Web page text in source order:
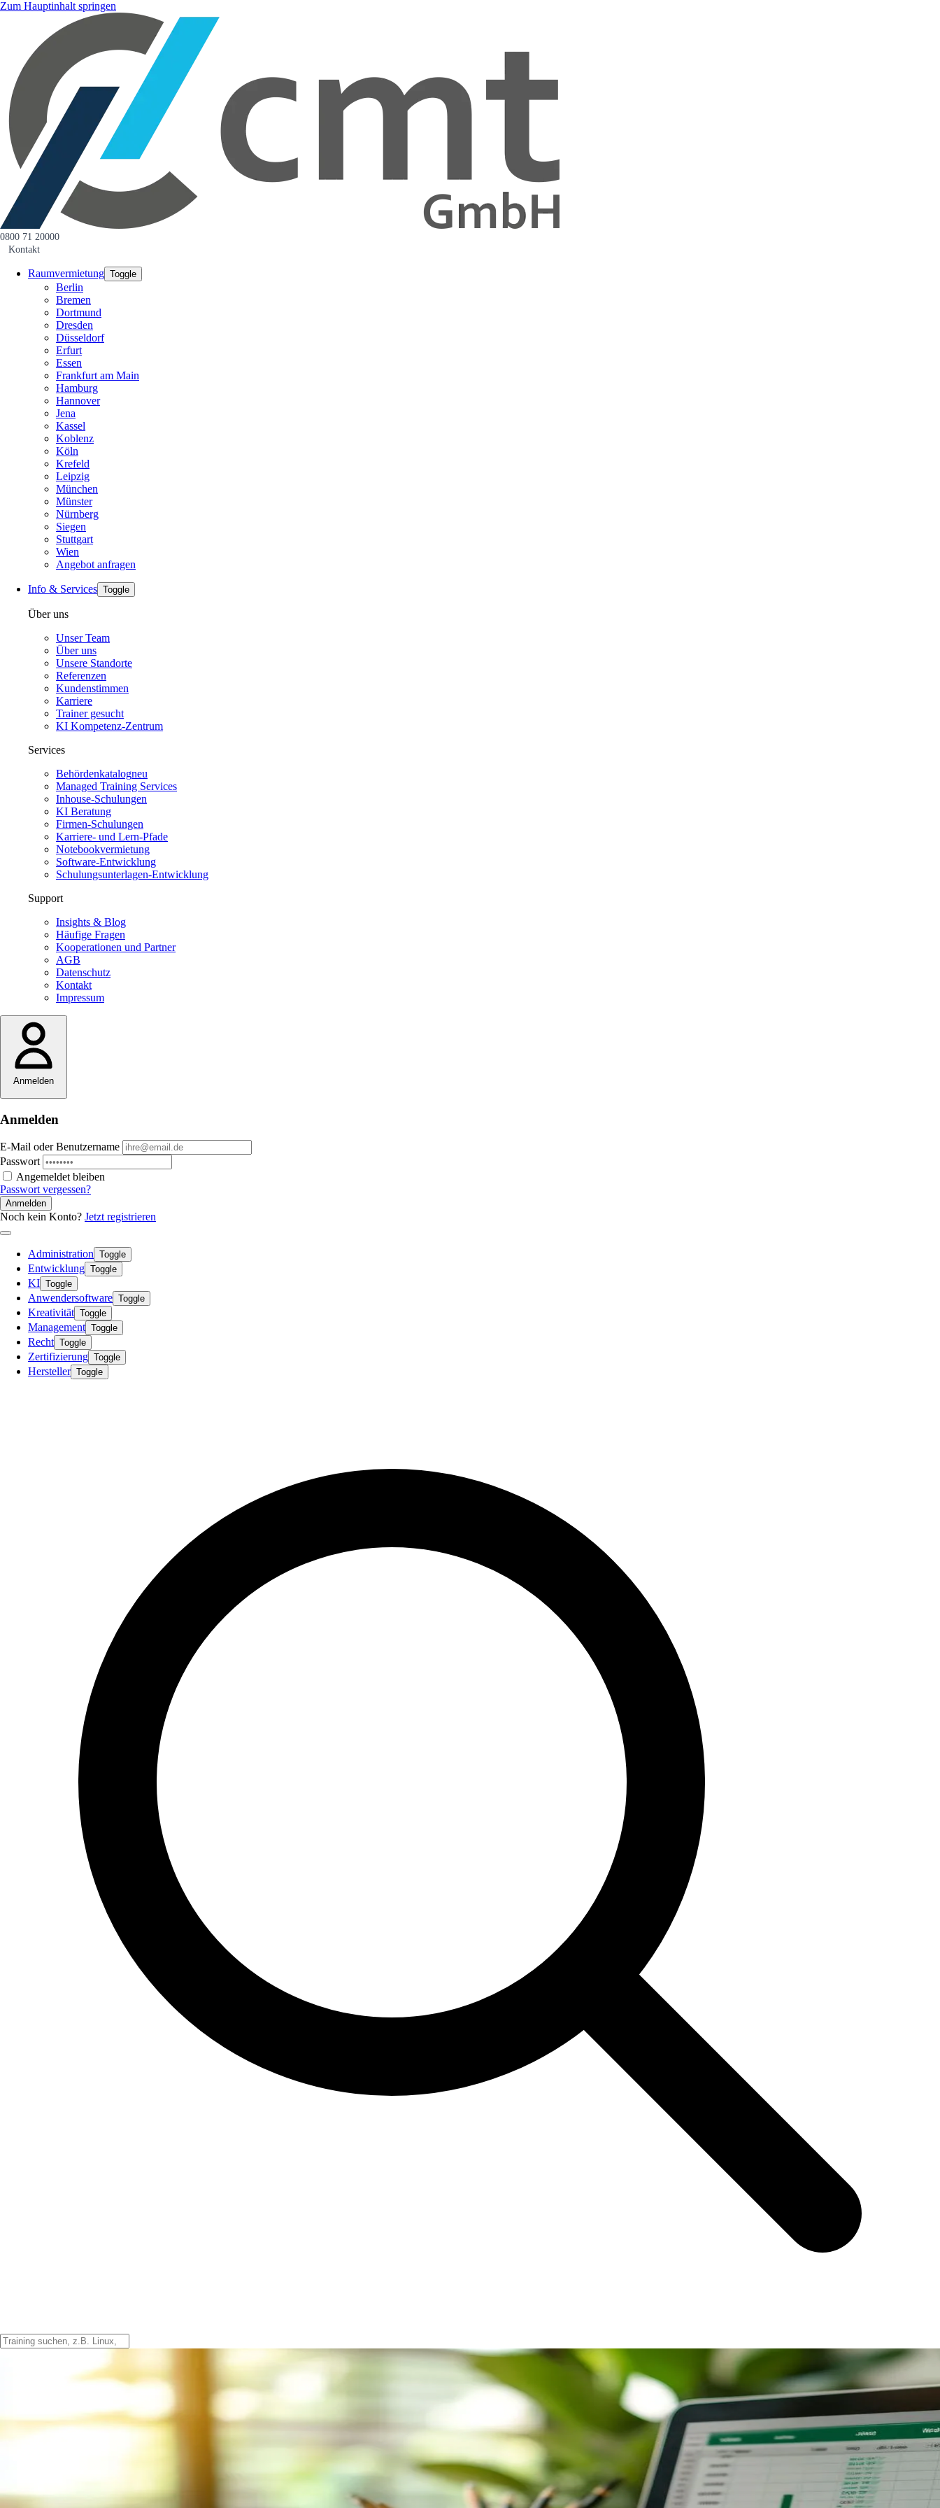
Zum Hauptinhalt springen
0800 71 20000
Kontakt
Raumvermietung Toggle
Berlin
Bremen
Dortmund
Dresden
Düsseldorf
Erfurt
Essen
Frankfurt am Main
Hamburg
Hannover
Jena
Kassel
Koblenz
Köln
Krefeld
Leipzig
München
Münster
Nürnberg
Siegen
Stuttgart
Wien
Angebot anfragen
Info & Services Toggle
Über uns
Unser Team
Über uns
Unsere Standorte
Referenzen
Kundenstimmen
Karriere
Trainer gesucht
KI Kompetenz-Zentrum
Services
Behördenkatalogneu
Managed Training Services
Inhouse-Schulungen
KI Beratung
Firmen-Schulungen
Karriere- und Lern-Pfade
Notebookvermietung
Software-Entwicklung
Schulungsunterlagen-Entwicklung
Support
Insights & Blog
Häufige Fragen
Kooperationen und Partner
AGB
Datenschutz
Kontakt
Impressum
Anmelden
Anmelden
E-Mail oder Benutzername
Passwort
Angemeldet bleiben
Passwort vergessen?
Anmelden
Noch kein Konto? Jetzt registrieren
Administration Toggle
Entwicklung Toggle
KI Toggle
Anwendersoftware Toggle
Kreativität Toggle
Management Toggle
Recht Toggle
Zertifizierung Toggle
Hersteller Toggle